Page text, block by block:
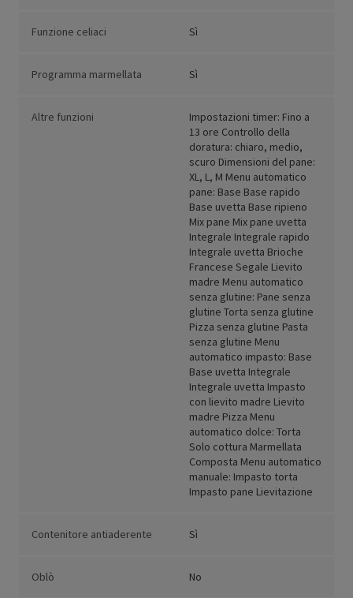
Funzione celiaci Sì
Programma marmellata Sì
Altre funzioni
Impostazioni timer: Fino a
13 ore Controllo della
doratura: chiaro, medio,
scuro Dimensioni del pane:
XL, L, M Menu automatico
pane: Base Base rapido
Base uvetta Base ripieno
Mix pane Mix pane uvetta
Integrale Integrale rapido
Integrale uvetta Brioche
Francese Segale Lievito
madre Menu automatico
senza glutine: Pane senza
glutine Torta senza glutine
Pizza senza glutine Pasta
senza glutine Menu
automatico impasto: Base
Base uvetta Integrale
Integrale uvetta Impasto
con lievito madre Lievito
madre Pizza Menu
automatico dolce: Torta
Solo cottura Marmellata
Composta Menu automatico
manuale: Impasto torta
Impasto pane Lievitazione
Contenitore antiaderente Sì
Oblò No